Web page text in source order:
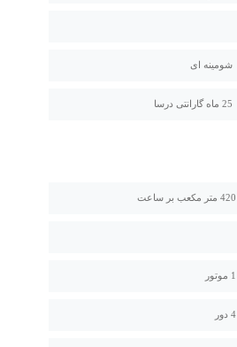
شومینه ای
25 ماه گارانتی درسا
420 متر مکعب بر ساعت
1 موتور
4 دور